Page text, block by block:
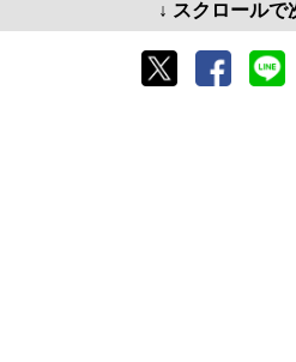
↓ スクロールで